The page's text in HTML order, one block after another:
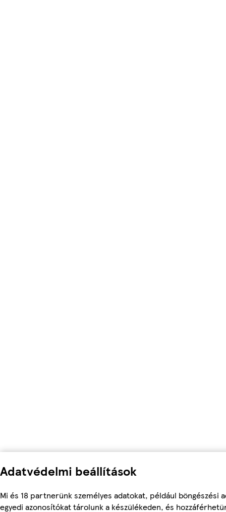
Adatvédelmi beállítások
Mi és 18 partnerünk személyes adatokat, például böngészési
egyedi azonosítókat tárolunk a készülékeden, és